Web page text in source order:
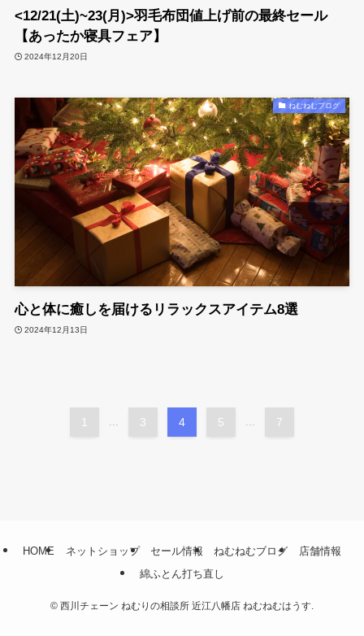
<12/21(土)~23(月)>羽毛布団値上げ前の最終セール
【あったか寝具フェア】
2024年12月20日
ねむねむブログ
心と体に癒しを届けるリラックスアイテム8選
2024年12月13日
1 ... 3 4 5 ... 7
HOME ネットショップ セール情報 ねむねむブログ
店舗情報
綿ふとん打ち直し
© 西川チェーン ねむりの相談所 近江八幡店 ねむねむはうす.